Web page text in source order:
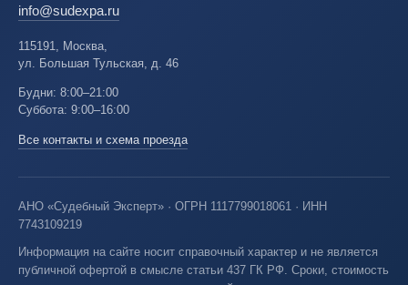
info@sudexpa.ru
115191, Москва,
ул. Большая Тульская, д. 46
Будни: 8:00–21:00
Суббота: 9:00–16:00
Все контакты и схема проезда
АНО «Судебный Эксперт» · ОГРН 1117799018061 · ИНН
7743109219
Информация на сайте носит справочный характер и не является
публичной офертой в смысле статьи 437 ГК РФ. Сроки, стоимость